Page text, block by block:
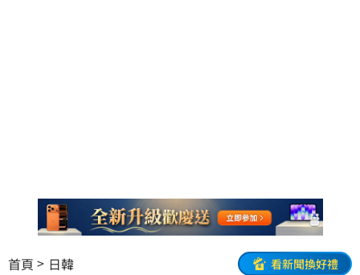
首頁 日韓 看新聞換好禮